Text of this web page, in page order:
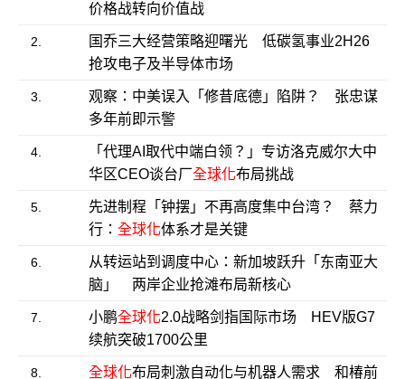
价格战转向价值战
2.
国乔三大经营策略迎曙光 低碳氢事业2H26
抢攻电子及半导体市场
3.
观察：中美误入「修昔底德」陷阱？ 张忠谋
多年前即示警
4.
「代理AI取代中端白领？」专访洛克威尔大中
华区CEO谈台厂全球化布局挑战
5.
先进制程「钟摆」不再高度集中台湾？ 蔡力
行： 全球化体系才是关键
6.
从转运站到调度中心：新加坡跃升「东南亚大
脑」 两岸企业抢滩布局新核心
7. 小鹏全球化2.0战略剑指国际市场 HEV版G7
续航突破1700公里
8. 全球化布局刺激自动化与机器人需求 和椿前